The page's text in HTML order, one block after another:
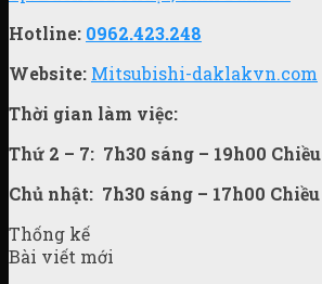
Hotline: 0962.423.248
Website: Mitsubishi-daklakvn.com
Thời gian làm việc:
Thứ 2 – 7: 7h30 sáng – 19h00 Chiều
Chủ nhật: 7h30 sáng – 17h00 Chiều
Thống kế
Bài viết mới